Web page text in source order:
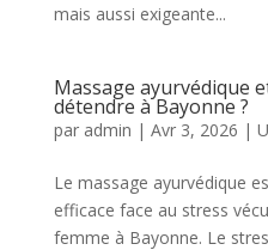
mais aussi exigeante...
Massage ayurvédique
détendre à Bayonne ?
par admin | Avr 3, 2026 |
Le massage ayurvédique
efficace face au stress
femme à Bayonne. Le